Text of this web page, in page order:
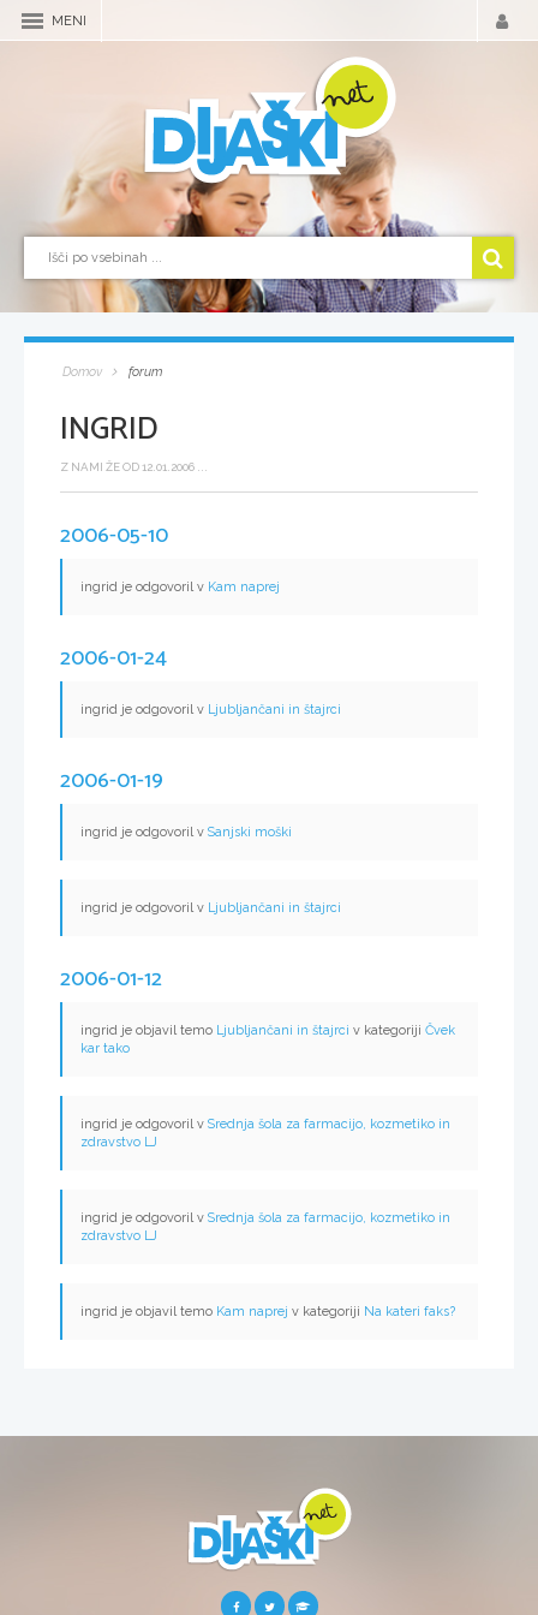
MENI
Domov forum
INGRID
Z NAMI ŽE OD 12.01.2006 ...
2006-05-10
ingrid je odgovoril v Kam naprej
2006-01-24
ingrid je odgovoril v Ljubljančani in štajrci
2006-01-19
ingrid je odgovoril v Sanjski moški
ingrid je odgovoril v Ljubljančani in štajrci
2006-01-12
ingrid je objavil temo Ljubljančani in štajrci v kategoriji Čvek
kar tako
ingrid je odgovoril v Srednja šola za farmacijo, kozmetiko in
zdravstvo LJ
ingrid je odgovoril v Srednja šola za farmacijo, kozmetiko in
zdravstvo LJ
ingrid je objavil temo Kam naprej v kategoriji Na kateri faks?